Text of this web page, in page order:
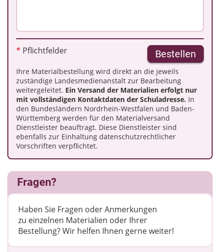
* Pflichtfelder Bestellen
Ihre Materialbestellung wird direkt an die jeweils
zuständige Landesmedienanstalt zur Bearbeitung
weitergeleitet. Ein Versand der Materialien erfolgt nur
mit vollständigen Kontaktdaten der Schuladresse. In
den Bundesländern Nordrhein-Westfalen und Baden-
Württemberg werden für den Materialversand
Dienstleister beauftragt. Diese Dienstleister sind
ebenfalls zur Einhaltung datenschutzrechtlicher
Vorschriften verpflichtet.
Fragen?
Haben Sie Fragen oder Anmerkungen
zu einzelnen Materialien oder Ihrer
Bestellung? Wir helfen Ihnen gerne weiter! ​